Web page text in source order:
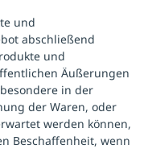
und
abschließend
und
Äußerungen
in der
der Waren, oder
werden können,
Beschaffenheit, wenn